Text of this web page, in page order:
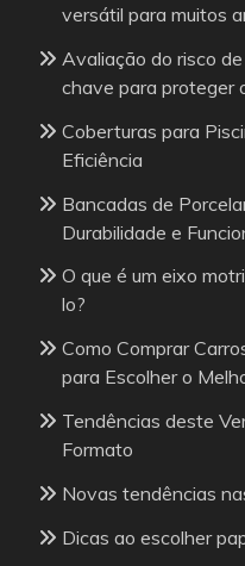
versátil para muitos
Avaliação do risco
chave para proteger
Coberturas para
Eficiência
Bancadas de
Durabilidade e
O que é um eixo
lo?
Como Comprar
para Escolher o
Tendências deste
Formato
Novas tendências
Dicas ao escolher